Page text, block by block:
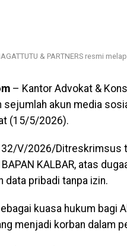
& PARTNERS resmi
– Kantor Advokat &
sejumlah akun media
(15/5/2026).
V/2026/Ditreskrimsus
KALBAR, atas
data pribadi tanpa izin.
kuasa hukum bagi
menjadi korban dalam